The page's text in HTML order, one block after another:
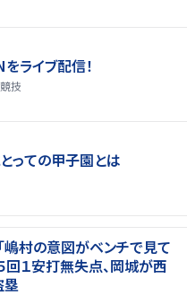
ライブ配信！
技
っての甲子園とは
嶋村の意図がベンチで見て
回１安打無失点、岡城が西
塁